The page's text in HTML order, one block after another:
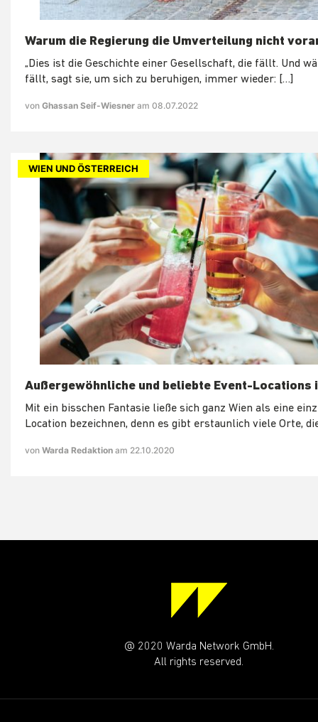
Warum die Regierung die Umverteilung nicht
„Dies ist die Geschichte einer Gesellschaft, die fällt. Und
fällt, sagt sie, um sich zu beruhigen, immer wieder: […]
von Ghassan Seif-Wiesner am 08.07.2022
WIEN UND ÖSTERREICH
Außergewöhnliche und beliebte Event-Locations
Mit ein bisschen Fantasie ließe sich ganz Wien als eine
Location bezeichnen, denn es gibt erstaunlich viele Orte,
von Warda Redaktion am 22.10.2020
@ 2020 Warda Network GmbH.
All rights reserved.